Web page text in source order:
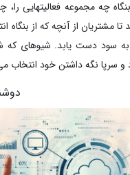
چه مجموعه فعالیتهایی را،
مشتریان از آنچه که از بنگاه
به سود دست یابد. شیوهای که
و سرپا نگه داشتن خود انتخاب
۱۴۰۰/۲/۶